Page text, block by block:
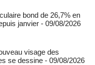
bond de 26,7% en
janvier - 09/08/2026
visage des
se dessine - 09/08/2026